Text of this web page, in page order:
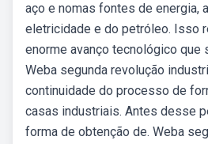
aço e nomas fontes de energia,
eletricidade e do petróleo. Isso
enorme avanço tecnológico que
Weba segunda revolução
continuidade do processo de
casas industriais. Antes desse
forma de obtenção de. Weba